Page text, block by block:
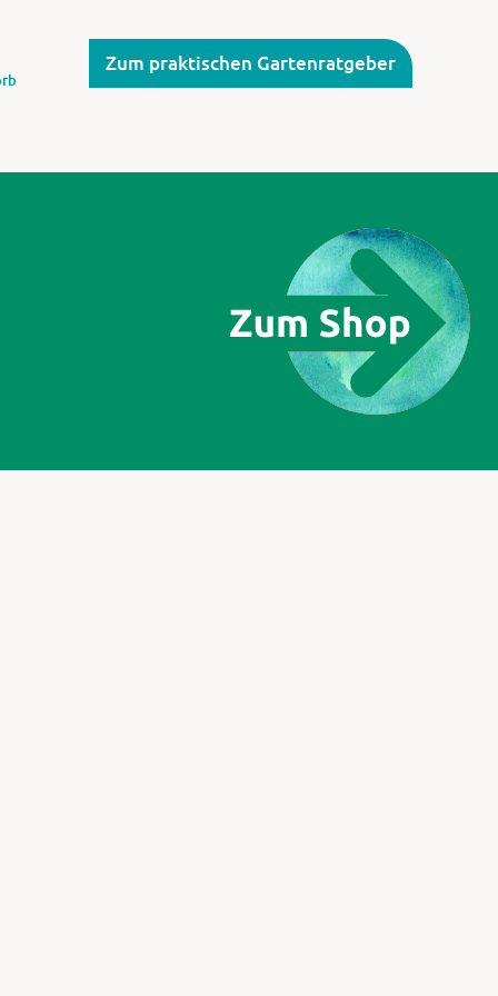
Zum praktischen Gartenratgeber